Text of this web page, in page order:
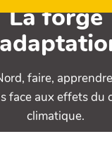
La forge
faire,
face aux effets du
climatique.